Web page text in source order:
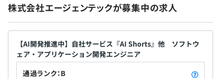
ます。
ど、エンジニアの考えを尊重する経営方針が当社の魅力で
すので、
本当に手に入れたいスキルを磨くことができ、高いモチベ
ーションを維持しながら活躍できます。
株式会社エージェンテックが募集中の求人
【AI開発推進中】自社サービス『AI Shorts』他 ソフトウ
ェア・アプリケーション開発エンジニア
通過ランク：B